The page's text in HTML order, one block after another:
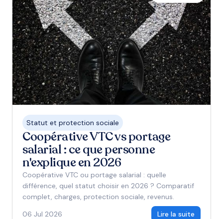
Statut et protection sociale
Coopérative VTC vs portage
salarial : ce que personne
n'explique en 2026
Coopérative VTC ou portage salarial : quelle
différence, quel statut choisir en 2026 ? Comparatif
complet, charges, protection sociale, revenus.
06 Jul 2026
Lire la suite